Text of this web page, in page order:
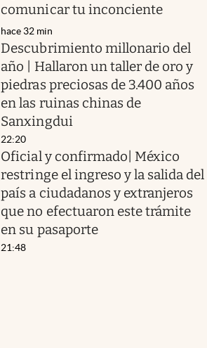
comunicar tu inconciente
hace 32 min
Descubrimiento millonario del
año | Hallaron un taller de oro y
piedras preciosas de 3.400 años
en las ruinas chinas de
Sanxingdui
22:20
Oficial y confirmado| México
restringe el ingreso y la salida del
país a ciudadanos y extranjeros
que no efectuaron este trámite
en su pasaporte
21:48